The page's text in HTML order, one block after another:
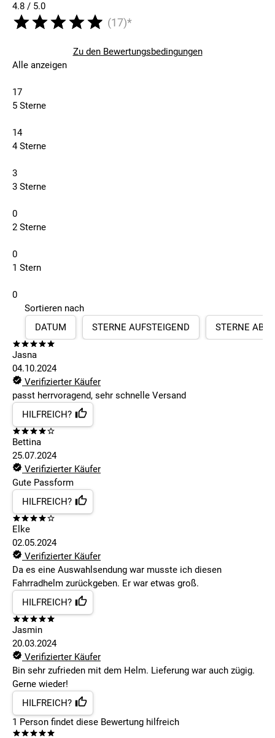
4.8 / 5.0
(17)*
Zu den Bewertungsbedingungen
Alle anzeigen
17
5 Sterne
14
4 Sterne
3
3 Sterne
0
2 Sterne
0
1 Stern
0
Sortieren nach
DATUM
STERNE AUFSTEIGEND STERNE
Jasna
04.10.2024
Verifizierter Käufer
passt herrvoragend, sehr schnelle Versand
HILFREICH?
Bettina
25.07.2024
Verifizierter Käufer
Gute Passform
HILFREICH?
Elke
02.05.2024
Verifizierter Käufer
Da es eine Auswahlsendung war musste ich diesen
Fahrradhelm zurückgeben. Er war etwas groß.
HILFREICH?
Jasmin
20.03.2024
Verifizierter Käufer
Bin sehr zufrieden mit dem Helm. Lieferung war auch zügig.
Gerne wieder!
HILFREICH?
1 Person findet diese Bewertung hilfreich